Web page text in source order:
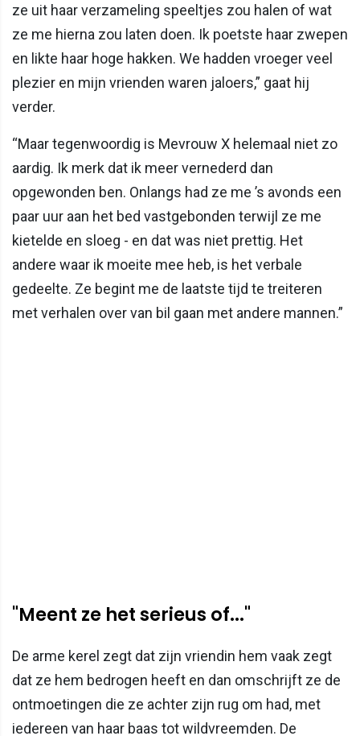
ze uit haar verzameling speeltjes zou halen of wat
ze me hierna zou laten doen. Ik poetste haar zwepen
en likte haar hoge hakken. We hadden vroeger veel
plezier en mijn vrienden waren jaloers,” gaat hij
verder.
“Maar tegenwoordig is Mevrouw X helemaal niet zo
aardig. Ik merk dat ik meer vernederd dan
opgewonden ben. Onlangs had ze me ’s avonds een
paar uur aan het bed vastgebonden terwijl ze me
kietelde en sloeg - en dat was niet prettig. Het
andere waar ik moeite mee heb, is het verbale
gedeelte. Ze begint me de laatste tijd te treiteren
met verhalen over van bil gaan met andere mannen.”
"Meent ze het serieus of..."
De arme kerel zegt dat zijn vriendin hem vaak zegt
dat ze hem bedrogen heeft en dan omschrijft ze de
ontmoetingen die ze achter zijn rug om had, met
iedereen van haar baas tot wildvreemden. De